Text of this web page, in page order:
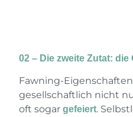
02 – Die zweite Zutat: die
Fawning-
gesellschaftlich nicht
oft sogargefeiert.